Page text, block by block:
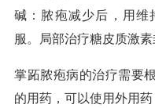
碱：脓疱减少后，用维
服。局部治疗糖皮质激素
掌跖脓疱病的治疗需要
的用药，可以使用外用